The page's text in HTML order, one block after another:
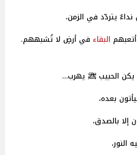
يتردّد في الزمن،
البقاء في أرضٍ لا تُشبههم.
يكن الحبيب ﷺ يهرب…
بعده،
إلا بالصدق،
النور،